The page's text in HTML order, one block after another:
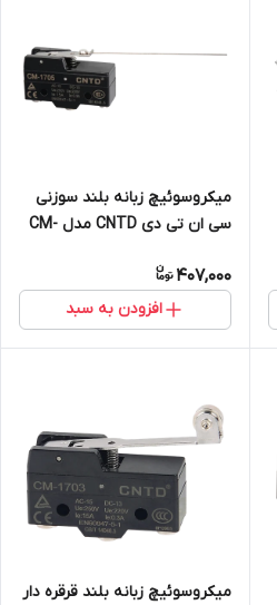
میکروسوئیچ زبانه بلند سوزنی
سی ان تی دی CNTD مدل CM-
407,000
افزودن به سبد
میکروسوئیچ زبانه بلند قرقره دار